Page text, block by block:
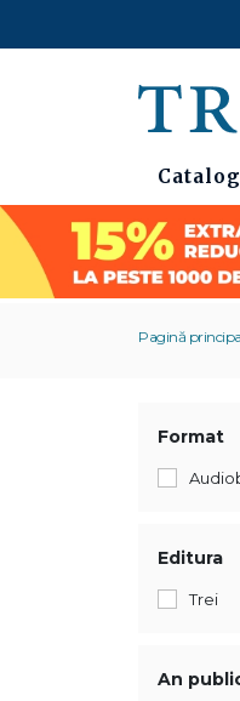
Catalog
Pagină
Format
Editura
Trei
An